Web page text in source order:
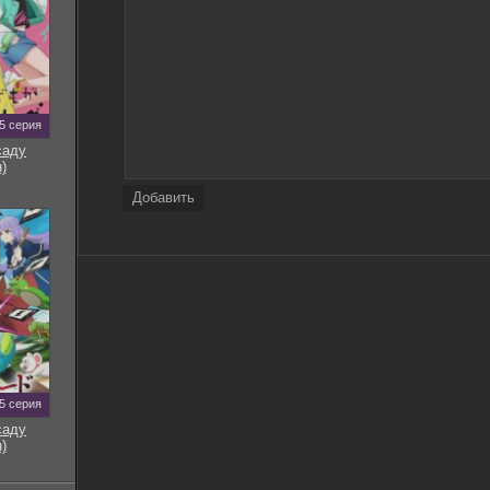
Добавить
серия
серия